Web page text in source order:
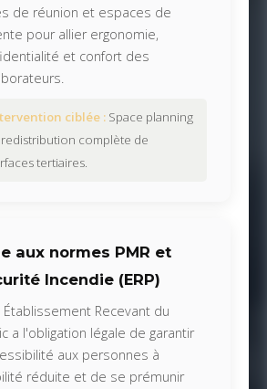
de réunion et espaces de
pour allier ergonomie,
et confort des
ciblée : Space planning
complète de
tertiaires.
aux normes PMR et
Incendie (ERP)
Établissement Recevant du
a l'obligation légale de garantir
aux personnes à
réduite et de se prémunir